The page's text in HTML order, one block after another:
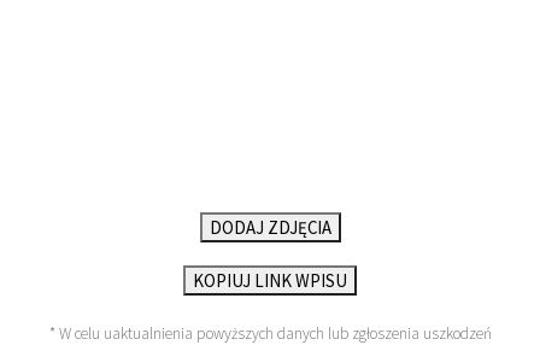
DODAJ ZDJĘCIA
KOPIUJ LINK WPISU
* W celu uaktualnienia powyższych danych lub zgłoszenia uszkodzeń